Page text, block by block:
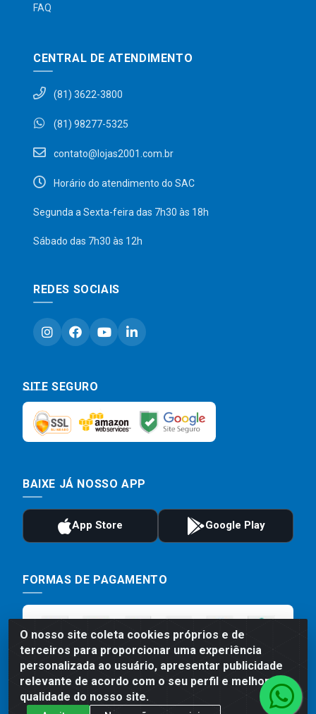
O nosso site coleta cookies próprios e de
terceiros para proporcionar uma experiência
personalizada ao usuário, apresentar publicidade
relevante de acordo com o seu perfil e melhorar a
qualidade do nosso site.
FAQ
CENTRAL DE ATENDIMENTO
(81) 3622-3800
(81) 98277-5325
contato@lojas2001.com.br
Horário do atendimento do SAC
Segunda a Sexta-feira das 7h30 às 18h
Sábado das 7h30 às 12h
REDES SOCIAIS
SITE SEGURO
BAIXE JÁ NOSSO APP
FORMAS DE PAGAMENTO